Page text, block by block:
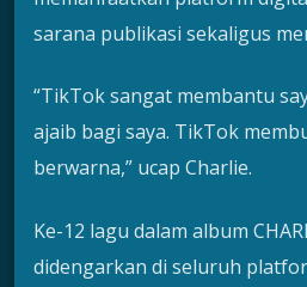
sarana publikasi sekaligus
“TikTok sangat membantu
ajaib bagi saya. TikTok
berwarna,” ucap Charlie.
Ke-12 lagu dalam album
didengarkan di seluruh